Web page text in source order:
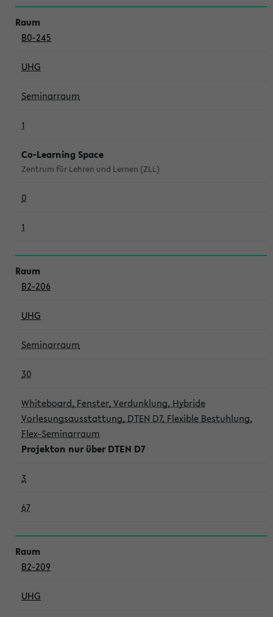
B0-245
UHG
Seminarraum
1
Co-Learning Space
Zentrum für Lehren und Lernen (ZLL)
0
1
B2-206
UHG
Seminarraum
30
Whiteboard, Fenster, Verdunklung, Hybride
Vorlesungsausstattung, DTEN D7, Flexible Bestuhlung,
Flex-Seminarraum
Projekton nur über DTEN D7
3
67
B2-209
UHG